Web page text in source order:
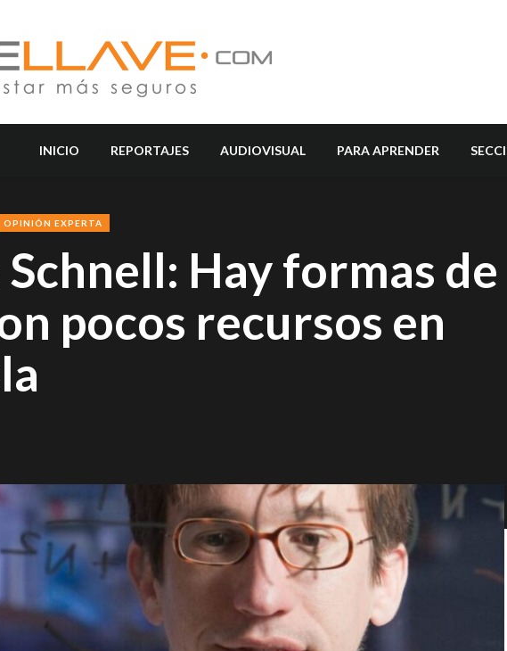
INICIO REPORTAJES AUDIOVISUAL PARA APRENDER
OPINIÓN EXPERTA
Hay formas
pocos recursos en